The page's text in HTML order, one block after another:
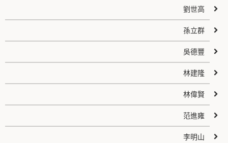
劉世高
孫立群
吳德豐
林建隆
林偉賢
范進雍
李明山